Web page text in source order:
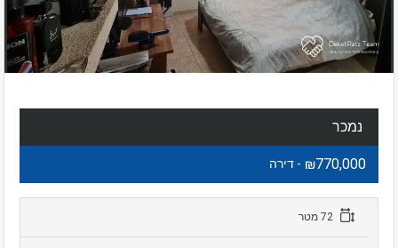
נמכר
₪770,000 - דירה